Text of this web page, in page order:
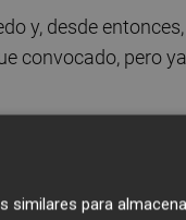
y, desde entonces,
convocado, pero ya
volvió a parar
entonces.
para